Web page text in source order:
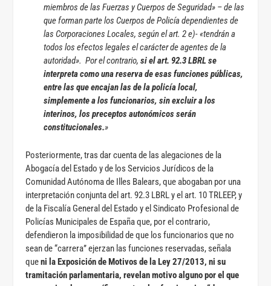
miembros de las Fuerzas y Cuerpos de Seguridad» – de las
que forman parte los Cuerpos de Policía dependientes de
las Corporaciones Locales, según el art. 2 e)- «tendrán a
todos los efectos legales el carácter de agentes de la
autoridad».Por el contrario,si el art. 92.3 LBRL se
interpreta como una reserva de esas funciones públicas,
entre las que encajan las de la policía local,
simplemente a los funcionarios, sin excluir a los
interinos, los preceptos autonómicos serán
constitucionales.»
Posteriormente, tras dar cuenta de las alegaciones de la
Abogacía del Estado y de los Servicios Jurídicos de la
Comunidad Autónoma de Illes Balears, que abogaban por una
interpretación conjunta del art. 92.3 LBRL y el art. 10 TRLEEP, y
de la Fiscalía General del Estado y el Sindicato Profesional de
Policías Municipales de España que, por el contrario,
defendieron la imposibilidad de que los funcionarios que no
sean de “carrera” ejerzan las funciones reservadas, señala
queni la Exposición de Motivos de la Ley 27/2013, ni su
tramitación parlamentaria, revelan motivo alguno por el que